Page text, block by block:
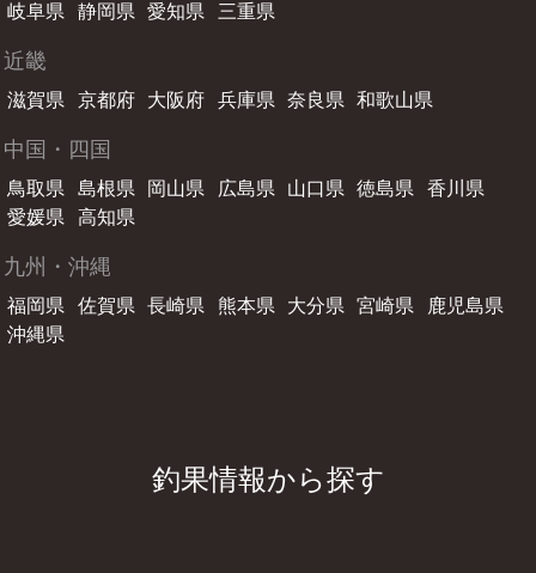
岐阜県 静岡県 愛知県 三重県
近畿
滋賀県 京都府 大阪府 兵庫県 奈良県 和歌山県
中国・四国
鳥取県 島根県 岡山県 広島県 山口県 徳島県
香川県
愛媛県
高知県
九州・沖縄
福岡県 佐賀県 長崎県 熊本県 大分県 宮崎県
鹿児島県
沖縄県
釣果情報から探す